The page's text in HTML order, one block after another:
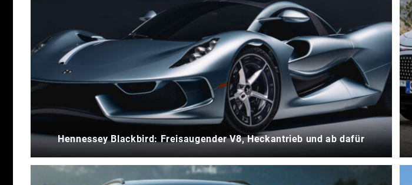
Hennessey Blackbird: Freisaugender V8, Heckantrieb und ab dafür